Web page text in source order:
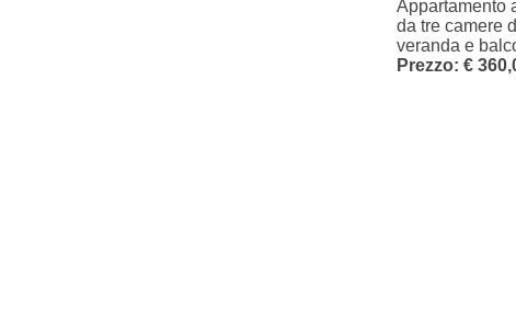
Appartamento
da tre camere
veranda e
Prezzo: €